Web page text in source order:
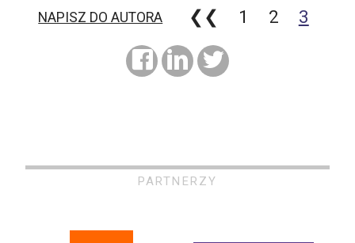
NAPISZ DO AUTORA ❮❮ 1 2 3
PARTNERZY